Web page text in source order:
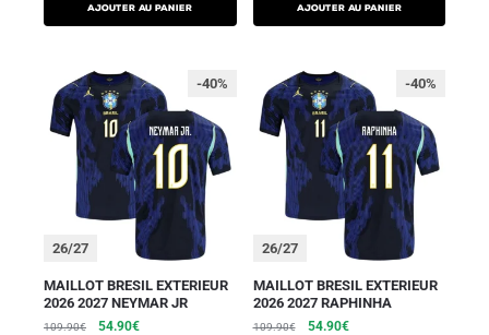
AJOUTER AU PANIER AJOUTER AU PANIER
-40%
26/27
MAILLOT BRESIL EXTERIEUR
2026 2027 NEYMAR JR
109.90€ 54.90€
-40%
26/27
MAILLOT BRESIL EXTERIEUR
2026 2027 RAPHINHA
109.90€ 54.90€